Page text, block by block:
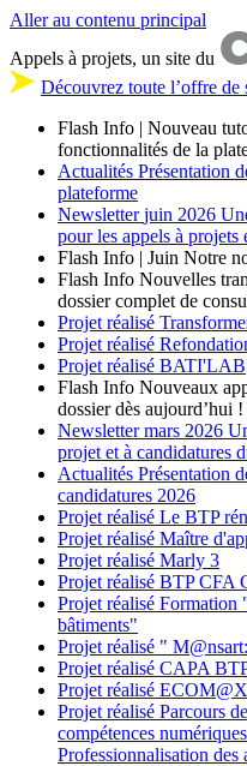
Aller au contenu principal
Appels à projets, un site du
Découvrez toute l’offre
Flash Info | Nouveau
fonctionnalités de la
Actualités Présentation
plateforme
Newsletter juin 2026
pour les appels à projets
Flash Info | Juin Notre
Flash Info Nouvelles
dossier complet de
Projet réalisé
Projet réalisé
Projet réalisé BATI'LAB
Flash Info Nouveaux
dossier dès aujourd’hui !
Newsletter mars 2026
projet et à candidatures
Actualités Présentation
candidatures 2026
Projet réalisé Le BTP
Projet réalisé Maître
Projet réalisé Marly 3
Projet réalisé BTP CFA
Projet réalisé Formation
bâtiments"
Projet réalisé "
Projet réalisé CAPA
Projet réalisé ECOM@X
Projet réalisé Parcours
compétences
Professionnalisation des